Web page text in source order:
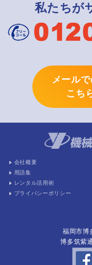
私たちが
メール
こち
会社概要
用語集
レンタル活用術
プライバシーポリシー
福岡市博
博多筑紫